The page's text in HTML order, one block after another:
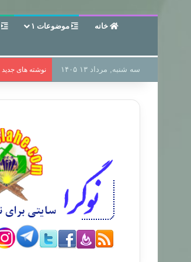
خانه موضوعات ۱
سه شنبه, مرداد ۱۳ ۱۴۰۵ نوشته های جدید